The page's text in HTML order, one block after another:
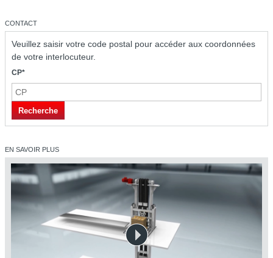
Éléments de sécurité safetyDRIVE
CONTACT
Veuillez saisir votre code postal pour accéder aux coordonnées
de votre interlocuteur.
CP*
Recherche
EN SAVOIR PLUS